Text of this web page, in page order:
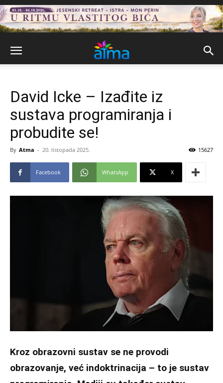
David Icke – Izađite iz
sustava programiranja i
probudite se!
By Atma - 20. listopada 2025. 15627
Facebook WhatsApp X
Kroz obrazovni sustav se ne provodi
obrazovanje, već indoktrinacija – to je sustav